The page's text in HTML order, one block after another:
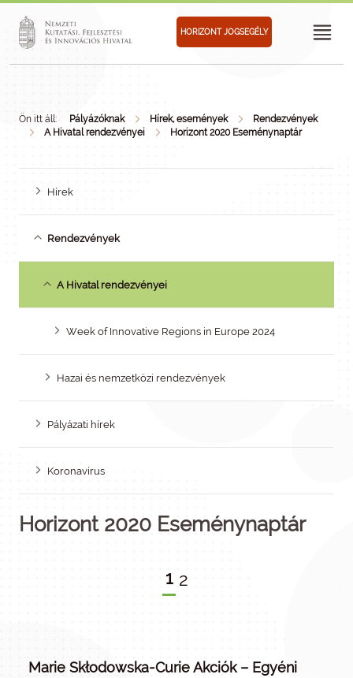
HORIZONT JOGSEGÉLY
Ön itt áll: Pályázóknak Hírek, események
Rendezvények
A Hivatal rendezvényei
Horizont 2020 Eseménynaptár
Hírek
Rendezvények
A Hivatal rendezvényei
Week of Innovative Regions in Europe 2024
Hazai és nemzetközi rendezvények
Pályázati hírek
Koronavírus
Horizont 2020 Eseménynaptár
1 2
Marie Skłodowska-Curie Akciók – Egyéni